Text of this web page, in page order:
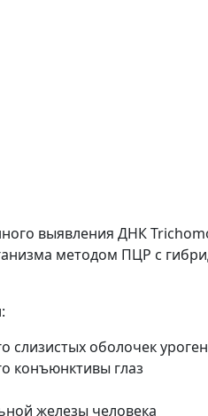
выявления ДНК
методом ПЦР с
слизистых оболочек
конъюнктивы глаз
железы человека